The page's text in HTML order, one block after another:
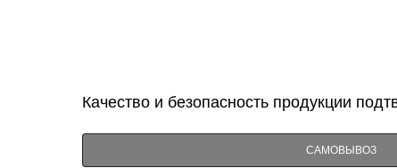
Качество и безопасность продукции
САМОВЫВОЗ